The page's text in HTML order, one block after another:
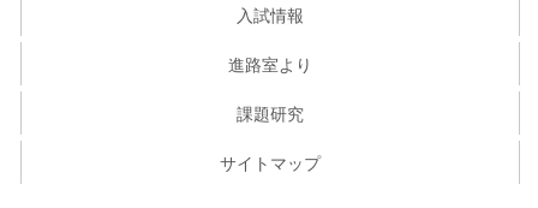
入試情報
進路室より
課題研究
サイトマップ